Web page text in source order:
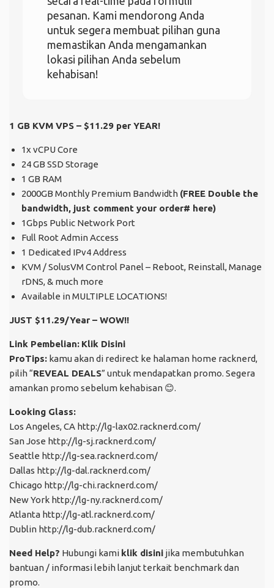
pesanan. Kami mendorong Anda
untuk segera membuat pilihan guna
memastikan Anda mengamankan
lokasi pilihan Anda sebelum
kehabisan!
1 GB KVM VPS – $11.29 per YEAR!
1x vCPU Core
24 GB SSD Storage
1 GB RAM
2000GB Monthly Premium Bandwidth (FREE Double the
bandwidth, just comment your order# here)
1Gbps Public Network Port
Full Root Admin Access
1 Dedicated IPv4 Address
KVM / SolusVM Control Panel – Reboot, Reinstall, Manage
rDNS, & much more
Available in MULTIPLE LOCATIONS!
JUST $11.29/Year – WOW!!
Link Pembelian: Klik Disini
ProTips: kamu akan di redirect ke halaman home racknerd,
pilih “REVEAL DEALS” untuk mendapatkan promo. Segera
amankan promo sebelum kehabisan 😊.
Looking Glass:
Los Angeles, CA http://lg-lax02.racknerd.com/
San Jose http://lg-sj.racknerd.com/
Seattle http://lg-sea.racknerd.com/
Dallas http://lg-dal.racknerd.com/
Chicago http://lg-chi.racknerd.com/
New York http://lg-ny.racknerd.com/
Atlanta http://lg-atl.racknerd.com/
Dublin http://lg-dub.racknerd.com/
Need Help? Hubungi kami klik disini jika membutuhkan
bantuan / informasi lebih lanjut terkait benchmark dan
promo.